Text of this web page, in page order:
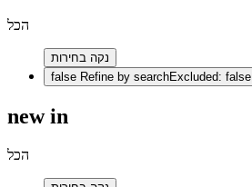
הכל
נקה בחירות
false Refine by searchExcluded: false
new in
הכל